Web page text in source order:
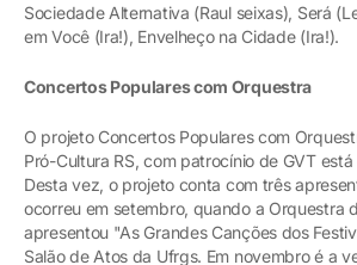
Sociedade Alternativa (Raul seixas), Será
em Você (Ira!), Envelheço na Cidade (Ira!).
Concertos Populares com Orquestra
O projeto Concertos Populares com
Pró-Cultura RS, com patrocínio de GVT está
Desta vez, o projeto conta com três
ocorreu em setembro, quando a Orquestra
apresentou "As Grandes Canções dos
Salão de Atos da Ufrgs. Em novembro é a